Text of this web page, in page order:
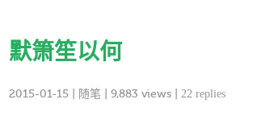
默箫笙以何
2015-01-15 随笔 | 9,883 views |22 replies